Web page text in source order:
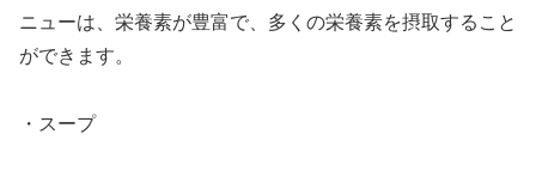
ニューは、栄養素が豊富で、多くの栄養素を摂取すること
ができます。
・スープ